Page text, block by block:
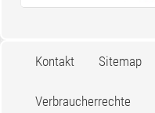
Kontakt Sitemap
Verbraucherrechte